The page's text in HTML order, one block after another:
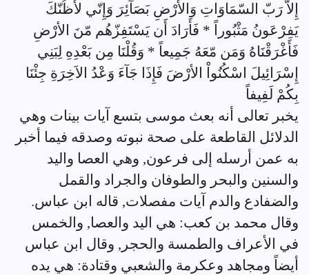
إِلاّ رَبّ السّمَاوَاتِ وَالأرْضِ بَصَآئِرَ وَإِنّي لأظُنّكَ
يَفِرْعَونُ مَثْبُوراً * فَأَرَادَ أَن يَسْتَفِزّهُم مّنَ الأرْضِ
فَأَغْرَقْنَاهُ وَمَن مّعَهُ جَمِيعاً * وَقُلْنَا مِن بَعْدِهِ لِبَنِي
إِسْرَائِيلَ اسْكُنُواْ الأرْضَ فَإِذَا جَآءَ وَعْدُ الاَخِرَةِ جِئْنَا
بِكُمْ لَفِيفاً
يخبر تعالى أنه بعث موسى بتسع آيات بينات وهي
الدلائل القاطعة على صحة نبوته وصدقه فيما أخبر
به عمن أرسله إلى فرعون, وهي العصا واليد
والسنين والبحر والطوفان والجراد والقمل
والضفادع والدم آيات مفصلات, قاله ابن عباس.
وقال محمد بن كعب: هي اليد والعصا, والخمس
في الأعراف والطمسة والحجر, وقال ابن عباس
أيضاً ومجاهد وعكرمة والشعبي وقتادة: هي يده